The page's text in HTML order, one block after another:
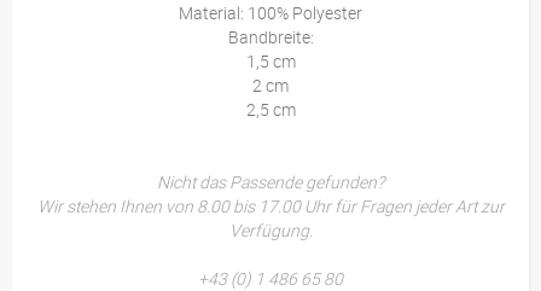
Material: 100% Polyester
Bandbreite:
1,5 cm
2 cm
2,5 cm
Nicht das Passende gefunden?
Wir stehen Ihnen von 8.00 bis 17.00 Uhr für Fragen jeder Art zur
Verfügung.
+43 (0) 1 486 65 80